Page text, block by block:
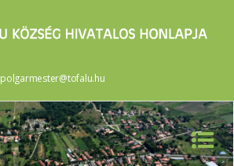
polgarmester@tofalu.hu